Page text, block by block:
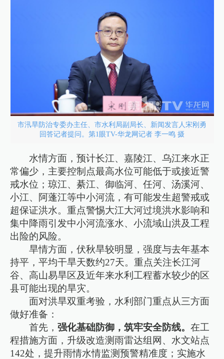
市汛旱防治专委办主任、市水利局副局长、新闻发言人宋刚勇
回答记者提问。第1眼TV-华龙网记者 李一鸣 摄
水情方面，预计长江、嘉陵江、乌江来水正
常偏少，主要控制点最高水位可能低于或接近警
戒水位；琼江、綦江、御临河、任河、汤溪河、
小江、阿蓬江等中小河流，有可能发生超警戒或
超保证洪水。重点警惕大江大河过境洪水影响和
集中降雨引发中小河流涨水、小流域山洪及工程
出险的风险。
旱情方面，伏秋旱较明显，强度与去年基本
持平，平均干旱天数约27天。重点关注长江河
谷、高山易旱区及近年来水利工程蓄水较少的区
县可能出现的旱灾。
面对洪旱双重考验，水利部门重点从三方面
做好准备：
首先，强化基础防御，筑牢安全防线。在工
程措施方面，升级改造测雨雷达组网、水文站点
142处，提升雨情水情监测预警精准度；实施水